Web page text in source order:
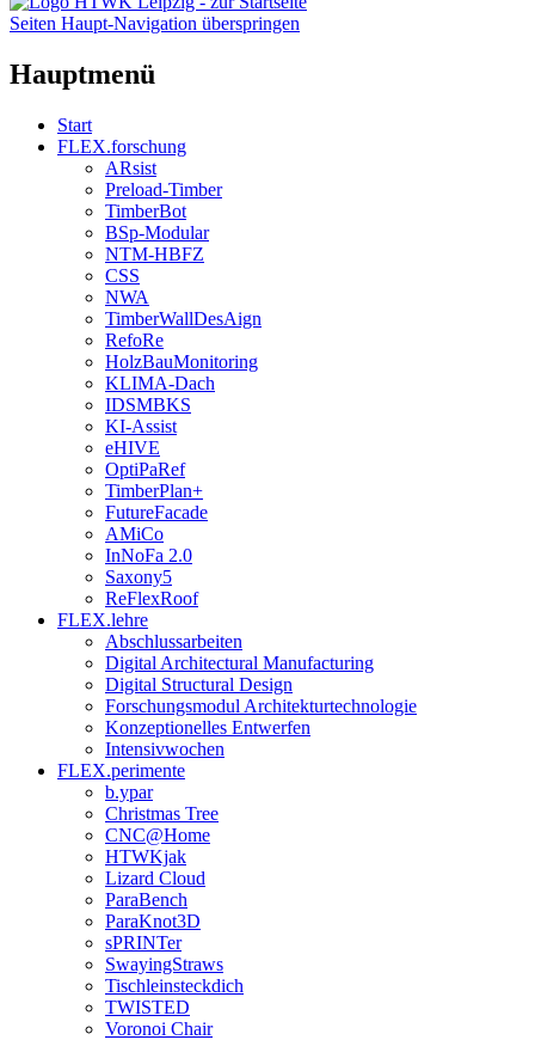
Seiten Haupt-Navigation überspringen
Hauptmenü
Start
FLEX.forschung
ARsist
Preload-Timber
TimberBot
BSp-Modular
NTM-HBFZ
CSS
NWA
TimberWallDesAign
RefoRe
HolzBauMonitoring
KLIMA-Dach
IDSMBKS
KI-Assist
eHIVE
OptiPaRef
TimberPlan+
FutureFacade
AMiCo
InNoFa 2.0
Saxony5
ReFlexRoof
FLEX.lehre
Abschlussarbeiten
Digital Architectural Manufacturing
Digital Structural Design
Forschungsmodul Architekturtechnologie
Konzeptionelles Entwerfen
Intensivwochen
FLEX.perimente
b.ypar
Christmas Tree
CNC@Home
HTWKjak
Lizard Cloud
ParaBench
ParaKnot3D
sPRINTer
SwayingStraws
Tischleinsteckdich
TWISTED
Voronoi Chair